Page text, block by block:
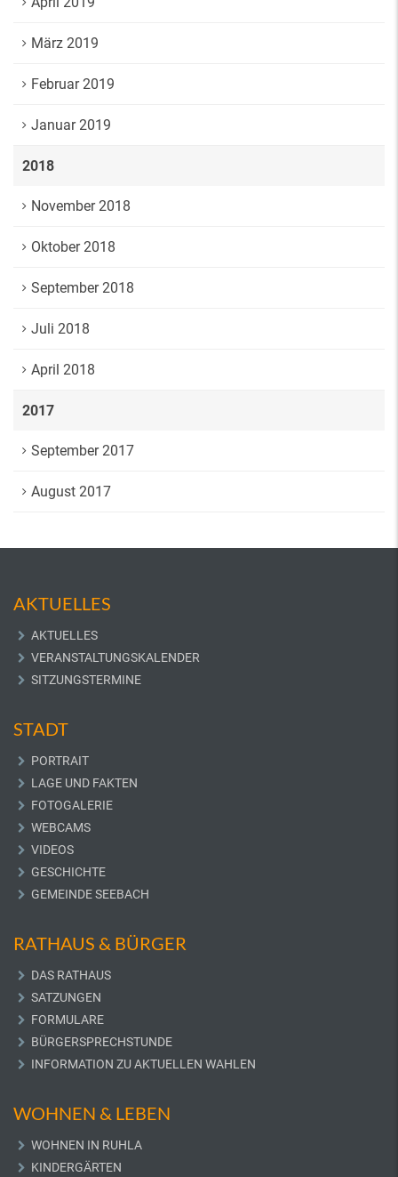
März 2019
Februar 2019
Januar 2019
2018
November 2018
Oktober 2018
September 2018
Juli 2018
April 2018
2017
September 2017
August 2017
AKTUELLES
AKTUELLES
VERANSTALTUNGSKALENDER
SITZUNGSTERMINE
STADT
PORTRAIT
LAGE UND FAKTEN
FOTOGALERIE
WEBCAMS
VIDEOS
GESCHICHTE
GEMEINDE SEEBACH
RATHAUS & BÜRGER
DAS RATHAUS
SATZUNGEN
FORMULARE
BÜRGERSPRECHSTUNDE
INFORMATION ZU AKTUELLEN WAHLEN
WOHNEN & LEBEN
WOHNEN IN RUHLA
KINDERGÄRTEN